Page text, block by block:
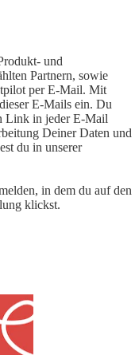
und
Partnern, sowie
per E-Mail. Mit
E-Mails ein. Du
Link in jeder E-Mail
Deiner Daten und
du in unserer
in dem du auf den
klickst.